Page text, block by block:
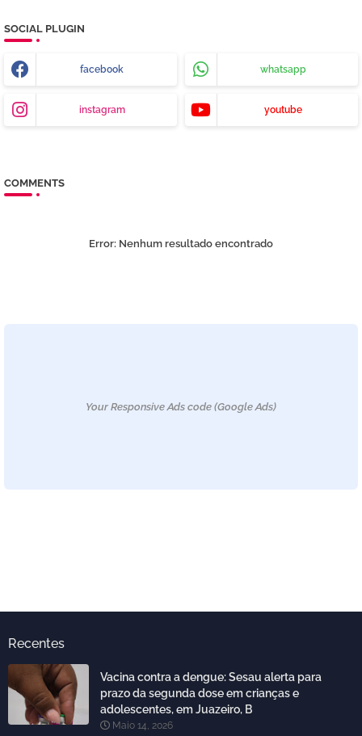
SOCIAL PLUGIN
facebook whatsapp
instagram youtube
COMMENTS
Error: Nenhum resultado encontrado
Your Responsive Ads code (Google Ads)
Recentes
Vacina contra a dengue: Sesau alerta para
prazo da segunda dose em crianças e
adolescentes, em Juazeiro, B
Maio 14, 2026